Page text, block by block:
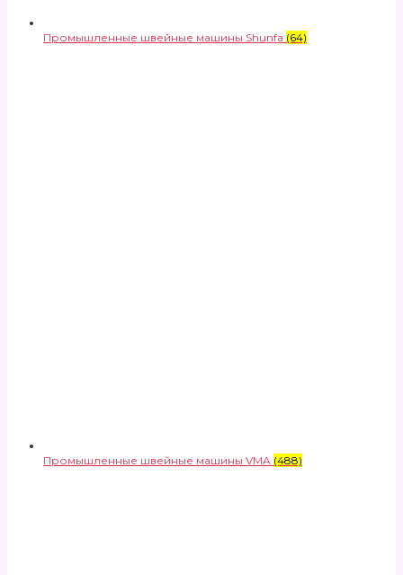
Промышленные швейные машины Shunfa (64)
Промышленные швейные машины VMA (488)